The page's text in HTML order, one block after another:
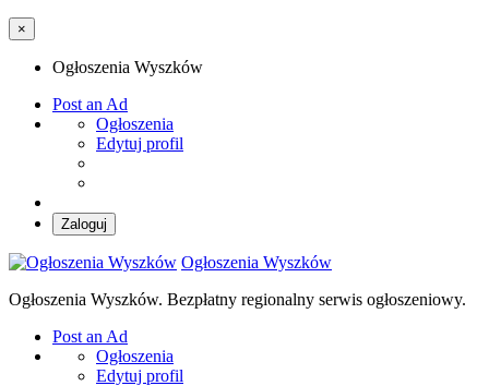
×
Ogłoszenia Wyszków
Post an Ad
Ogłoszenia
Edytuj profil
Zaloguj
Ogłoszenia Wyszków
Ogłoszenia Wyszków. Bezpłatny regionalny serwis ogłoszeniowy.
Post an Ad
Ogłoszenia
Edytuj profil